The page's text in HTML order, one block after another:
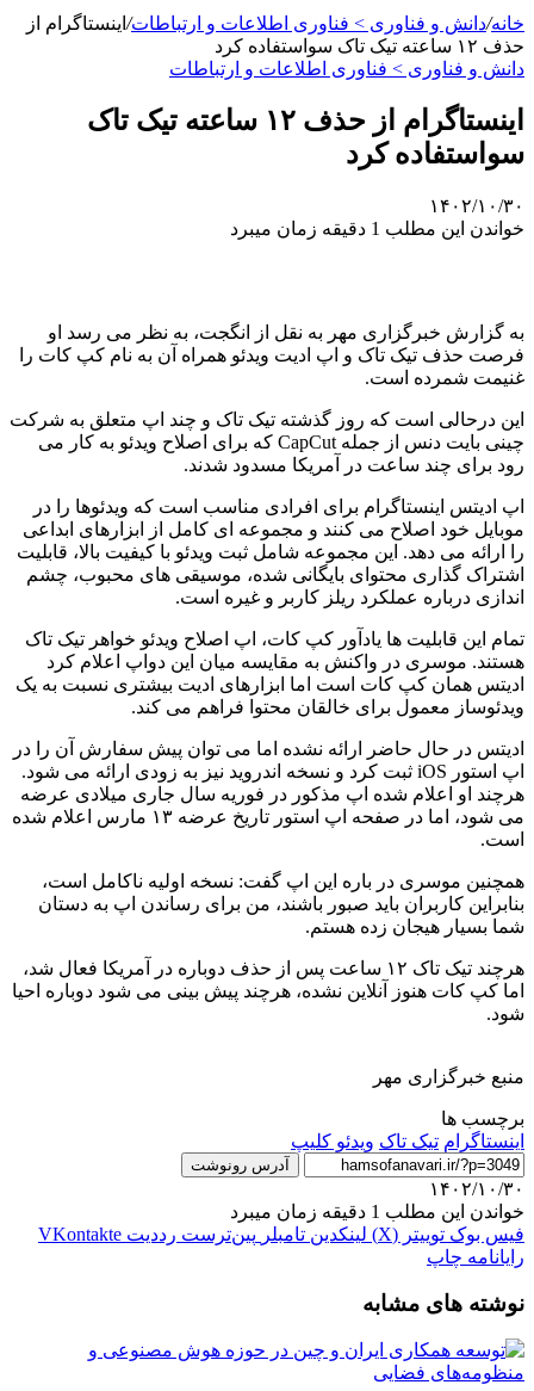
خانه/دانش و فناوری > فناوری اطلاعات و ارتباطات/ اینستاگرام از
حذف ۱۲ ساعته تیک تاک سواستفاده کرد
دانش و فناوری > فناوری اطلاعات و ارتباطات
اینستاگرام از حذف ۱۲ ساعته تیک تاک
سواستفاده کرد
۱۴۰۲/۱۰/۳۰
خواندن این مطلب 1 دقیقه زمان میبرد
به گزارش خبرگزاری مهر به نقل از انگجت، به نظر می رسد او
فرصت حذف تیک تاک و اپ ادیت ویدئو همراه آن به نام کپ کات را
غنیمت شمرده است.
این درحالی است که روز گذشته تیک تاک و چند اپ متعلق به شرکت
چینی بایت دنس از جمله CapCut که برای اصلاح ویدئو به کار می
رود برای چند ساعت در آمریکا مسدود شدند.
اپ ادیتس اینستاگرام برای افرادی مناسب است که ویدئوها را در
موبایل خود اصلاح می کنند و مجموعه ای کامل از ابزارهای ابداعی
را ارائه می دهد. این مجموعه شامل ثبت ویدئو با کیفیت بالا، قابلیت
اشتراک گذاری محتوای بایگانی شده، موسیقی های محبوب، چشم
اندازی درباره عملکرد ریلز کاربر و غیره است.
تمام این قابلیت ها یادآور کپ کات، اپ اصلاح ویدئو خواهر تیک تاک
هستند. موسری در واکنش به مقایسه میان این دواپ اعلام کرد
ادیتس همان کپ کات است اما ابزارهای ادیت بیشتری نسبت به یک
ویدئوساز معمول برای خالقان محتوا فراهم می کند.
ادیتس در حال حاضر ارائه نشده اما می توان پیش سفارش آن را در
اپ استور iOS ثبت کرد و نسخه اندروید نیز به زودی ارائه می شود.
هرچند او اعلام شده اپ مذکور در فوریه سال جاری میلادی عرضه
می شود، اما در صفحه اپ استور تاریخ عرضه ۱۳ مارس اعلام شده
است.
همچنین موسری در باره این اپ گفت: نسخه اولیه ناکامل است،
بنابراین کاربران باید صبور باشند، من برای رساندن اپ به دستان
شما بسیار هیجان زده هستم.
هرچند تیک تاک ۱۲ ساعت پس از حذف دوباره در آمریکا فعال شد،
اما کپ کات هنوز آنلاین نشده، هرچند پیش بینی می شود دوباره احیا
شود.
منبع خبرگزاری مهر
برچسب ها
اینستاگرام تیک تاک ویدئو کلیپ
آدرس رونوشت
۱۴۰۲/۱۰/۳۰
خواندن این مطلب 1 دقیقه زمان میبرد
فیس بوک توییتر (X) لینکدین ‫تامبلر ‫پین‌ترست ‫رددیت ‫VKontakte
رایانامه چاپ
نوشته های مشابه